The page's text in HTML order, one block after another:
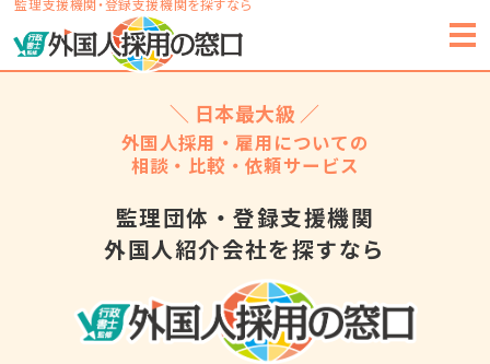
監理支援機関・登録支援機関を探すなら
＼ 日本最大級 ／
外国人採用・雇用についての
相談・比較・依頼サービス
監理団体・登録支援機関
外国人紹介会社を探すなら